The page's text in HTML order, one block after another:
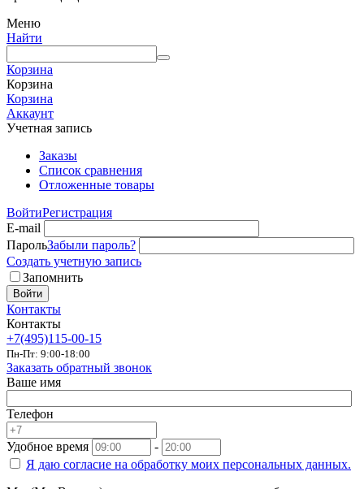
Меню
Найти
Корзина
Корзина
Корзина
Аккаунт
Учетная запись
Заказы
Список сравнения
Отложенные товары
ВойтиРегистрация
E-mail
ПарольЗабыли пароль?
Создать учетную запись
Запомнить
Войти
Контакты
Контакты
+7(495)115-00-15
Пн-Пт: 9:00-18:00
Заказать обратный звонок
Ваше имя
Телефон
Удобное время
-
Я даю согласие на обработку моих персональных данных.